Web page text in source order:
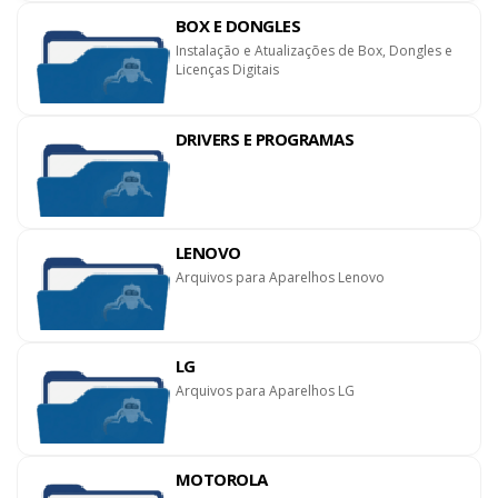
BOX E DONGLES
Instalação e Atualizações de Box, Dongles e
Licenças Digitais
DRIVERS E PROGRAMAS
LENOVO
Arquivos para Aparelhos Lenovo
LG
Arquivos para Aparelhos LG
MOTOROLA